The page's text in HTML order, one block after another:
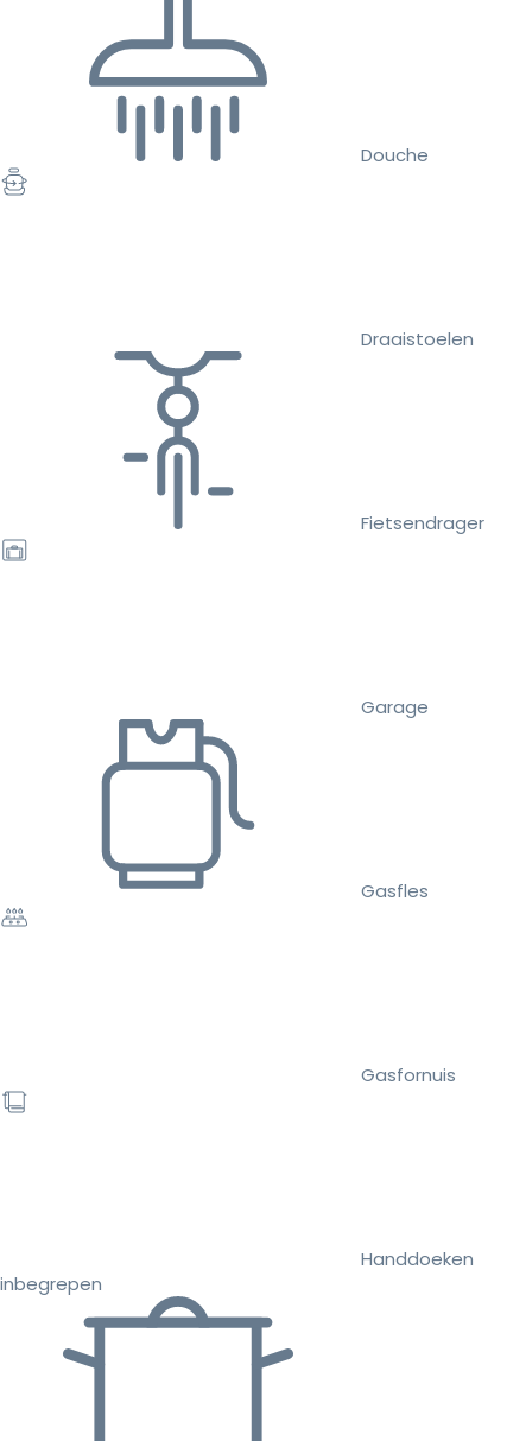
Douche
Draaistoelen
Fietsendrager
Garage
Gasfles
Gasfornuis
Handdoeken
inbegrepen